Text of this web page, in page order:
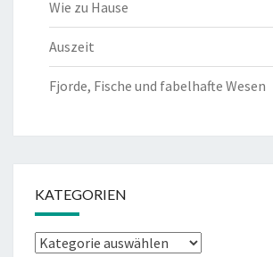
Wie zu Hause
Auszeit
Fjorde, Fische und fabelhafte Wesen
KATEGORIEN
Kategorien